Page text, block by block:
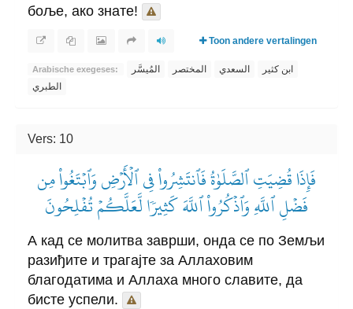
боље, ако знате!
Toon andere vertalingen
Arabische exegeses: المُيسَّر المختصر السعدي
ابن كثير
الطبري
Vers: 10
فَإِذَا قُضِيَتِ ٱلصَّلَوٰةُ فَٱنتَشِرُواْ فِي ٱلۡأَرۡضِ وَٱبۡتَغُواْ مِن
فَضۡلِ ٱللَّهِ وَٱذۡكُرُواْ ٱللَّهَ كَثِيرٗا لَّعَلَّكُمۡ تُفۡلِحُونَ
А кад се молитва заврши, онда се по Земљи
разиђите и трагајте за Аллаховим
благодатима и Аллаха много славите, да
бисте успели.